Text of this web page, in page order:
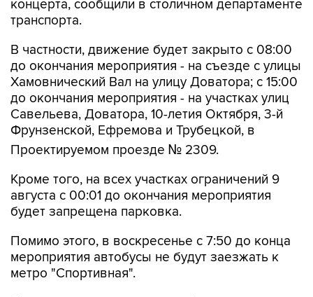
В частности, движение будет закрыто с 08:00
Хамовнический Вал на улицу Доватора; с 15:00
до окончания мероприятия - на участках улиц
Савельева, Доватора, 10-летия Октября, 3-й
Фрунзенской, Ефремова и Трубецкой, в
Проектируемом проезде № 2309.
Кроме того, на всех участках ограничений 9
будет запрещена парковка.
Помимо этого, в воскресенье с 7:50 до конца
метро "Спортивная".
Согласно открытым данным, 9 августа в